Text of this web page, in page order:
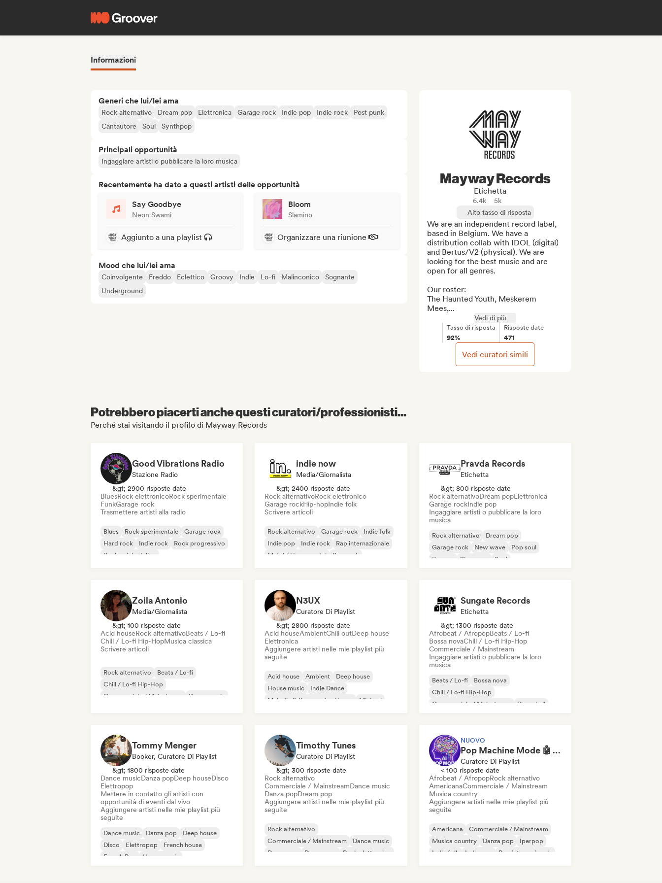
Informazioni
Generi che lui/lei ama
Rock alternativo Dream pop Elettronica Garage rock Indie pop Indie rock
Post punk
Cantautore
Soul Synthpop
Principali opportunità
Ingaggiare artisti o pubblicare la loro musica
Recentemente ha dato a questi artisti delle opportunità
Say Goodbye
Neon Swami
Aggiunto a una playlist
Bloom
Slamino
Organizzare una riunione
Mood che lui/lei ama
Coinvolgente Freddo Eclettico Groovy Indie Lo-fi Malinconico
Sognante
Underground
Mayway Records
Etichetta
6.4k
5k
Alto tasso di risposta
We are an independent record label,
based in Belgium. We have a
distribution collab with IDOL (digital)
and Bertus/V2 (physical). We are
looking for the best music and are
open for all genres.
Our roster:
The Haunted Youth, Meskerem
Mees,...
Vedi di più
Tasso di risposta
92%
Risposte date
471
Vedi curatori simili
Potrebbero piacerti anche questi curatori/professionisti...
Perché stai visitando il profilo di Mayway Records
Good Vibrations Radio
Stazione Radio
&gt; 2900 risposte date
BluesRock elettronicoRock sperimentale
FunkGarage rock
Trasmettere artisti alla radio
Blues Rock sperimentale
Garage rock
Hard rock
Indie rock
Rock progressivo
Rock psichedelico
indie now
Media/Giornalista
&gt; 2400 risposte date
Rock alternativoRock elettronico
Garage rockHip-hopIndie folk
Scrivere articoli
Rock alternativo Garage rock
Indie folk
Indie pop
Indie rock
Rap internazionale
Metal / Heavy metal
Pop rock
Pravda Records
Etichetta
&gt; 800 risposte date
Rock alternativoDream popElettronica
Garage rockIndie pop
Ingaggiare artisti o pubblicare la loro
musica
Rock alternativo
Dream pop
Garage rock
New wave
Pop soul
Reggae
Shoegaze Soul
Zoila Antonio
Media/Giornalista
&gt; 100 risposte date
Acid houseRock alternativoBeats / Lo-fi
Chill / Lo-fi Hip-HopMusica classica
Scrivere articoli
Rock alternativo
Beats / Lo-fi
Chill / Lo-fi Hip-Hop
Commerciale / Mainstream
Dance music
N3UX
Curatore Di Playlist
&gt; 2800 risposte date
Acid houseAmbientChill outDeep house
Elettronica
Aggiungere artisti nelle mie playlist più
seguite
Acid house Ambient
Deep house
House music
Indie Dance
Melodic & Progressive House
Minimal
Sungate Records
Etichetta
&gt; 1300 risposte date
Afrobeat / AfropopBeats / Lo-fi
Bossa novaChill / Lo-fi Hip-Hop
Commerciale / Mainstream
Ingaggiare artisti o pubblicare la loro
musica
Beats / Lo-fi
Bossa nova
Chill / Lo-fi Hip-Hop
Commerciale / Mainstream
Dancehall
Tommy Menger
Booker, Curatore Di Playlist
&gt; 1800 risposte date
Dance musicDanza popDeep houseDisco
Elettropop
Mettere in contatto gli artisti con
opportunità di eventi dal vivo
Aggiungere artisti nelle mie playlist più
seguite
Dance music Danza pop
Deep house
Disco
Elettropop
French house
French Pop
House music
Timothy Tunes
Curatore Di Playlist
&gt; 300 risposte date
Rock alternativo
Commerciale / MainstreamDance music
Danza popDream pop
Aggiungere artisti nelle mie playlist più
seguite
Rock alternativo
Commerciale / Mainstream
Dance music
Danza pop
Dream pop
Rock elettronico
NUOVO
Pop Machine Mode 🤖 AI Music, Indie Pop & Dream Pop
Curatore Di Playlist
< 100 risposte date
Afrobeat / AfropopRock alternativo
AmericanaCommerciale / Mainstream
Musica country
Aggiungere artisti nelle mie playlist più
seguite
Americana
Commerciale / Mainstream
Musica country
Danza pop
Iperpop
Indie folk
Indie pop Pop internazionale